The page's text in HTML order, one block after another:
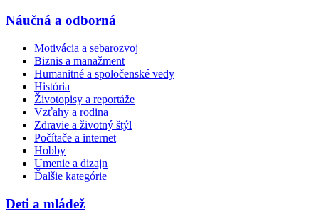
Náučná a odborná
Motivácia a sebarozvoj
Biznis a manažment
Humanitné a spoločenské vedy
História
Životopisy a reportáže
Vzťahy a rodina
Zdravie a životný štýl
Počítače a internet
Hobby
Umenie a dizajn
Ďalšie kategórie
Deti a mládež